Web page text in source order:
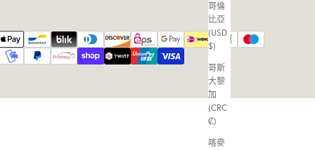
哥倫
比亞
(USD
$)
哥斯
大黎
加
(CRC
₡)
喀麥